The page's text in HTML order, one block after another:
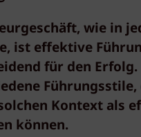
wie in
ist effektive
für den
Kontext als
können.